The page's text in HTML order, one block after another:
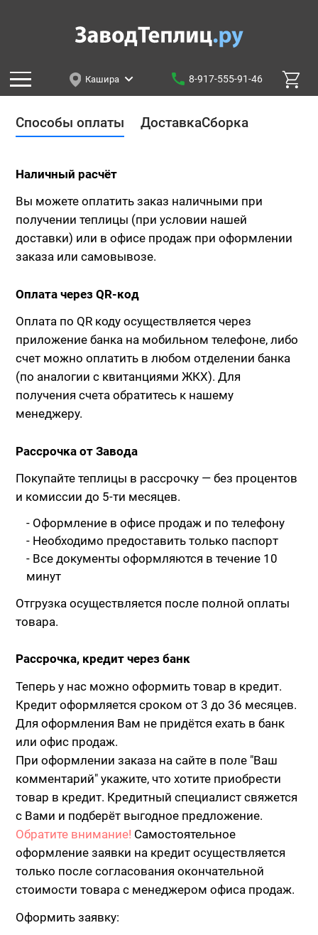
Кашира 8-917-555-91-46
Способы оплаты ДоставкаСборка
Наличный расчёт
Вы можете оплатить заказ наличными при
получении теплицы (при условии нашей
доставки) или в офисе продаж при оформлении
заказа или самовывозе.
Оплата через QR-код
Оплата по QR коду осуществляется через
приложение банка на мобильном телефоне, либо
счет можно оплатить в любом отделении банка
(по аналогии с квитанциями ЖКХ). Для
получения счета обратитесь к нашему
менеджеру.
Рассрочка от Завода
Покупайте теплицы в рассрочку — без процентов
и комиссии до 5-ти месяцев.
- Оформление в офисе продаж и по телефону
- Необходимо предоставить только паспорт
- Все документы оформляются в течение 10
минут
Отгрузка осуществляется после полной оплаты
товара.
Рассрочка, кредит через банк
Теперь у нас можно оформить товар в кредит.
Кредит оформляется сроком от 3 до 36 месяцев.
Для оформления Вам не придётся ехать в банк
или офис продаж.
При оформлении заказа на сайте в поле "Ваш
комментарий" укажите, что хотите приобрести
товар в кредит. Кредитный специалист свяжется
с Вами и подберёт выгодное предложение.
Обратите внимание! Самостоятельное
оформление заявки на кредит осуществляется
только после согласования окончательной
стоимости товара с менеджером офиса продаж.
Оформить заявку: